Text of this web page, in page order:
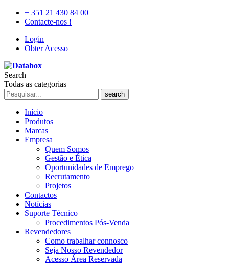
+ 351 21 430 84 00
Contacte-nos !
Login
Obter Acesso
Search
Todas as categorias
search
Início
Produtos
Marcas
Empresa
Quem Somos
Gestão e Ética
Oportunidades de Emprego
Recrutamento
Projetos
Contactos
Notícias
Suporte Técnico
Procedimentos Pós-Venda
Revendedores
Como trabalhar connosco
Seja Nosso Revendedor
Acesso Área Reservada